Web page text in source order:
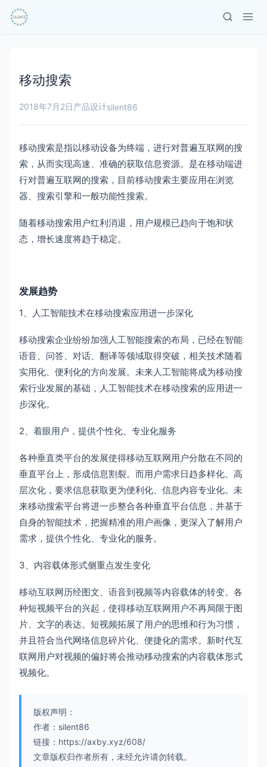
移动搜索
2018年7月2日产品设计silent86
移动搜索是指以移动设备为终端，进行对普遍互联网的搜
索，从而实现高速、准确的获取信息资源。是在移动端进
行对普遍互联网的搜索，目前移动搜索主要应用在浏览
器、搜索引擎和一般功能性搜索。
随着移动搜索用户红利消退，用户规模已趋向于饱和状
态，增长速度将趋于稳定。
发展趋势
1、人工智能技术在移动搜索应用进一步深化
移动搜索企业纷纷加强人工智能搜索的布局，已经在智能
语音、问答、对话、翻译等领域取得突破，相关技术随着
实用化、便利化的方向发展。未来人工智能将成为移动搜
索行业发展的基础，人工智能技术在移动搜索的应用进一
步深化。
2、着眼用户，提供个性化、专业化服务
各种垂直类平台的发展使得移动互联网用户分散在不同的
垂直平台上，形成信息割裂。而用户需求日趋多样化、高
层次化，要求信息获取更为便利化、信息内容专业化。未
来移动搜索平台将进一步整合各种垂直平台信息，并基于
自身的智能技术，把握精准的用户画像，更深入了解用户
需求，提供个性化、专业化的服务。
3、内容载体形式侧重点发生变化
移动互联网历经图文、语音到视频等内容载体的转变。各
种短视频平台的兴起，使得移动互联网用户不再局限于图
片、文字的表达。短视频拓展了用户的思维和行为习惯，
并且符合当代网络信息碎片化、便捷化的需求。新时代互
联网用户对视频的偏好将会推动移动搜索的内容载体形式
视频化。
版权声明：
作者：silent86
链接：https://axby.xyz/608/
文章版权归作者所有，未经允许请勿转载。